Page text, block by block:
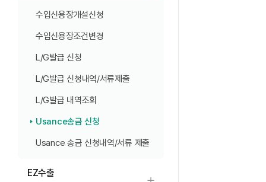
수입신용장개설신청
수입신용장조건변경
L/G발급 신청
L/G발급 신청내역/서류제출
L/G발급 내역조회
Usance송금 신청
Usance 송금 신청내역/서류 제출
EZ수출